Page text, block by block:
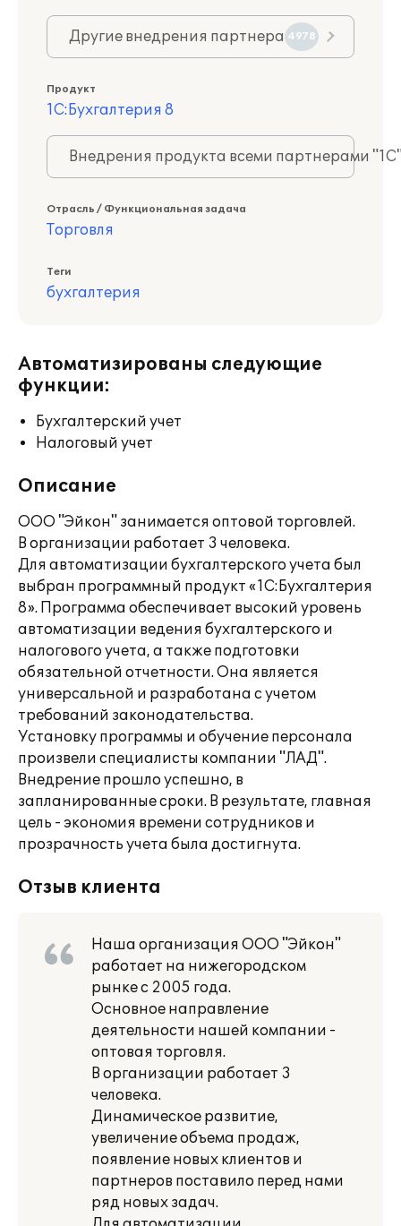
Другие внедрения партнера 4978
Продукт
1С:Бухгалтерия 8
Внедрения продукта всеми партнерами
Отрасль / Функциональная задача
Торговля
Теги
бухгалтерия
Автоматизированы следующие
функции:
Бухгалтерский учет
Налоговый учет
Описание
ООО "Эйкон" занимается оптовой торговлей.
В организации работает 3 человека.
Для автоматизации бухгалтерского учета был
выбран программный продукт «1С:Бухгалтерия
8». Программа обеспечивает высокий уровень
автоматизации ведения бухгалтерского и
налогового учета, а также подготовки
обязательной отчетности. Она является
универсальной и разработана с учетом
требований законодательства.
Установку программы и обучение персонала
произвели специалисты компании "ЛАД".
Внедрение прошло успешно, в
запланированные сроки. В результате, главная
цель - экономия времени сотрудников и
прозрачность учета была достигнута.
Отзыв клиента
Наша организация ООО "Эйкон"
работает на нижегородском
рынке с 2005 года.
Основное направление
деятельности нашей компании -
оптовая торговля.
В организации работает 3
человека.
Динамическое развитие,
увеличение объема продаж,
появление новых клиентов и
партнеров поставило перед нами
ряд новых задач.